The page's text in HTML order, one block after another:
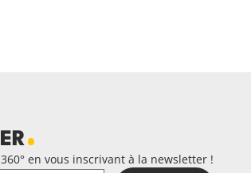
en vous inscrivant à la newsletter !